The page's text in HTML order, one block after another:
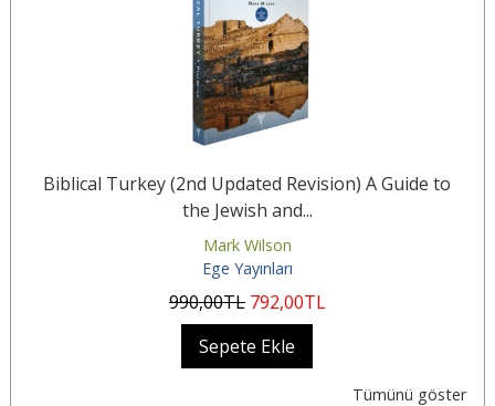
Biblical Turkey (2nd Updated Revision) A Guide to
the Jewish and...
Mark Wilson
Ege Yayınları
990,00TL 792,00TL
Sepete Ekle
Tümünü göster